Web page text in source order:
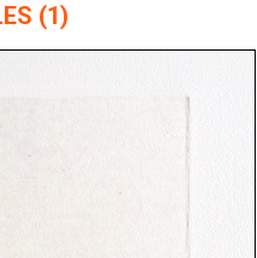
(1)